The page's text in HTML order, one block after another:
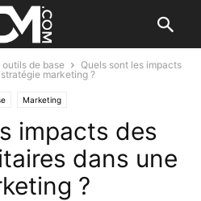
de base
Quels sont les impacts
marketing ?
Marketing
Créer Le B.A. BA de la stratégie
impacts des
dans une
?